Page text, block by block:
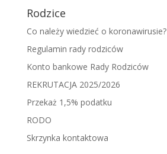
Rodzice
Co należy wiedzieć o koronawirusie?
Regulamin rady rodziców
Konto bankowe Rady Rodziców
REKRUTACJA 2025/2026
Przekaż 1,5% podatku
RODO
Skrzynka kontaktowa